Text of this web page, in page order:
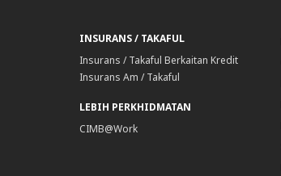
INSURANS / TAKAFUL
Insurans / Takaful Berkaitan Kredit
Insurans Am / Takaful
LEBIH PERKHIDMATAN
CIMB@Work